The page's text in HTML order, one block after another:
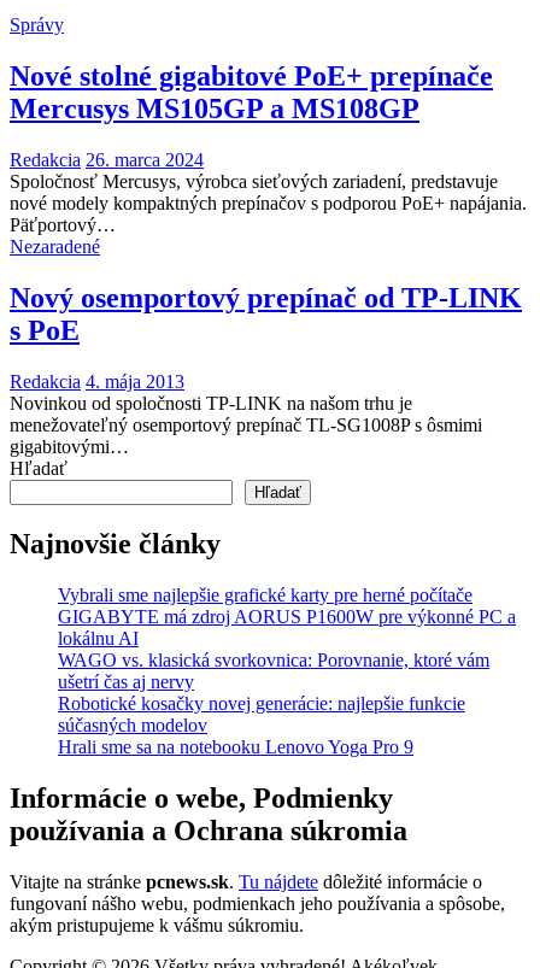
Správy
Nové stolné gigabitové PoE+ prepínače
Mercusys MS105GP a MS108GP
Redakcia 26. marca 2024
Spoločnosť Mercusys, výrobca sieťových zariadení, predstavuje
nové modely kompaktných prepínačov s podporou PoE+ napájania.
Päťportový…
Nezaradené
Nový osemportový prepínač od TP-LINK
s PoE
Redakcia 4. mája 2013
Novinkou od spoločnosti TP-LINK na našom trhu je
menežovateľný osemportový prepínač TL-SG1008P s ôsmimi
gigabitovými…
Hľadať
Hľadať
Najnovšie články
Vybrali sme najlepšie grafické karty pre herné počítače
GIGABYTE má zdroj AORUS P1600W pre výkonné PC a
lokálnu AI
WAGO vs. klasická svorkovnica: Porovnanie, ktoré vám
ušetrí čas aj nervy
Robotické kosačky novej generácie: najlepšie funkcie
súčasných modelov
Hrali sme sa na notebooku Lenovo Yoga Pro 9
Informácie o webe, Podmienky
používania a Ochrana súkromia
Vitajte na stránke pcnews.sk. Tu nájdete dôležité informácie o
fungovaní nášho webu, podmienkach jeho používania a spôsobe,
akým pristupujeme k vášmu súkromiu.